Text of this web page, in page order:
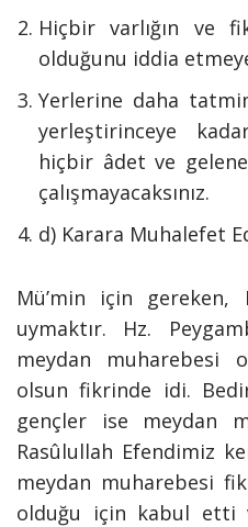
Hiçbir varlığın ve
olduğunu iddia
Yerlerine daha
yerleştirinceye
hiçbir âdet ve
çalışmayacaksınız.
d) Karara Muhalefet
Mü’min için gereken,
uymaktır. Hz.
meydan muharebesi
olsun fikrinde idi. Bedir
gençler ise meydan
Rasûlullah Efendimiz
meydan muharebesi
olduğu için kabul etti